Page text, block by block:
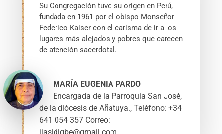
Su Congregación tuvo su origen en Perú,
fundada en 1961 por el obispo Monseñor
Federico Kaiser con el carisma de ir a los
lugares más alejados y pobres que carecen
de atención sacerdotal.
MARÍA EUGENIA PARDO
Encargada de la Parroquia San José,
de la diócesis de Añatuya., Teléfono: +34
641 054 357 Correo:
jjasidigbe@gmail.com